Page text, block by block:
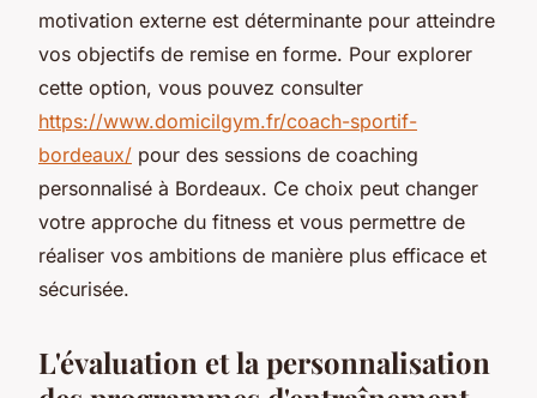
motivation externe est déterminante pour atteindre
vos objectifs de remise en forme. Pour explorer
cette option, vous pouvez consulter
https://www.domicilgym.fr/coach-sportif-
bordeaux/ pour des sessions de coaching
personnalisé à Bordeaux. Ce choix peut changer
votre approche du fitness et vous permettre de
réaliser vos ambitions de manière plus efficace et
sécurisée.
L'évaluation et la personnalisation